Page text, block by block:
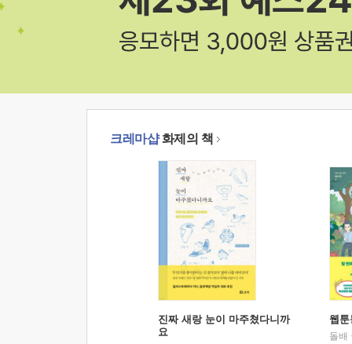
크레마샵화제의 책
진짜 새랑 눈이 마주쳤다니까
요
웹
돌배